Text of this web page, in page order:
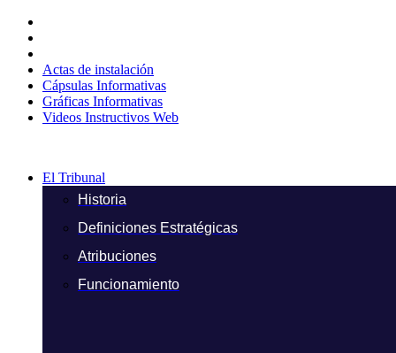
contenido
Actas de instalación
Cápsulas Informativas
Gráficas Informativas
Videos Instructivos Web
El Tribunal
Historia
Definiciones Estratégicas
Atribuciones
Funcionamiento